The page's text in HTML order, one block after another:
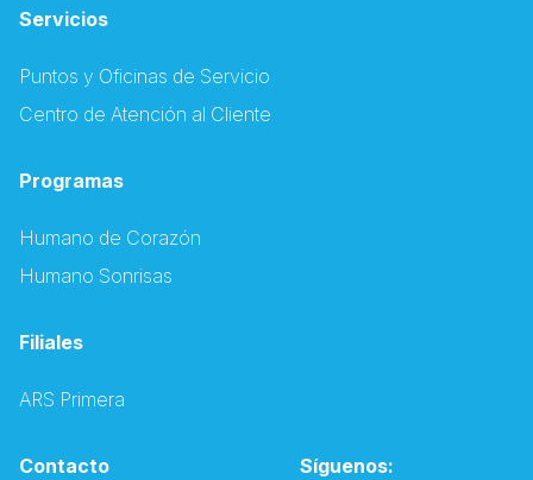
Servicios
Puntos y Oficinas de Servicio
Centro de Atención al Cliente
Programas
Humano de Corazón
Humano Sonrisas
Filiales
ARS Primera
Contacto Síguenos: